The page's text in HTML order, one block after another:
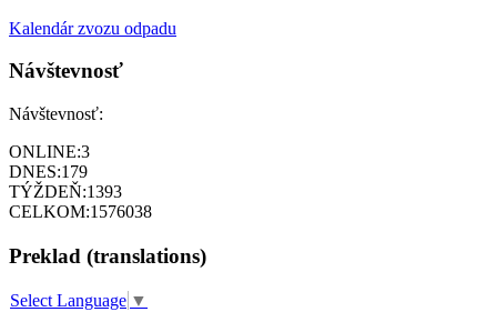
Kalendár zvozu odpadu
Návštevnosť
Návštevnosť:
ONLINE:3
DNES:179
TÝŽDEŇ:1393
CELKOM:1576038
Preklad (translations)
Select Language ▼